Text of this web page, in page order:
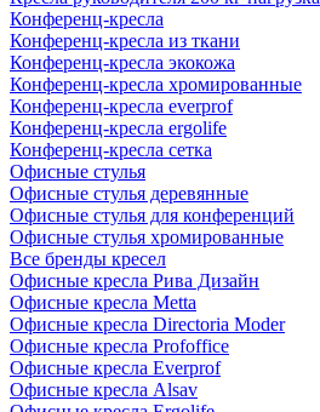
Конференц-кресла
Конференц-кресла из ткани
Конференц-кресла экокожа
Конференц-кресла хромированные
Конференц-кресла everprof
Конференц-кресла ergolife
Конференц-кресла сетка
Офисные стулья
Офисные стулья деревянные
Офисные стулья для конференций
Офисные стулья хромированные
Все бренды кресел
Офисные кресла Рива Дизайн
Офисные кресла Metta
Офисные кресла Directoria Moder
Офисные кресла Profoffice
Офисные кресла Everprof
Офисные кресла Alsav